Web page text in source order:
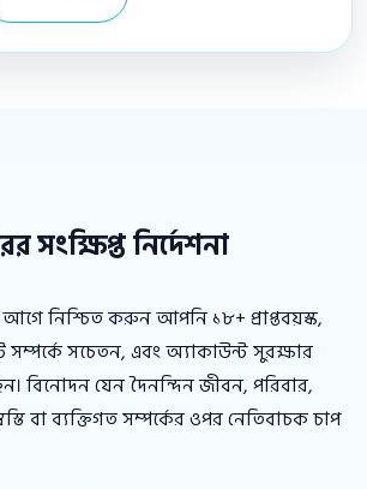
সংক্ষিপ্ত নির্দেশনা
নিশ্চিত করুন আপনি ১৮+ প্রাপ্তবয়স্ক,
সচেতন, এবং অ্যাকাউন্ট সুরক্ষার
বিনোদন যেন দৈনন্দিন জীবন, পরিবার,
বা ব্যক্তিগত সম্পর্কের ওপর নেতিবাচক চাপ